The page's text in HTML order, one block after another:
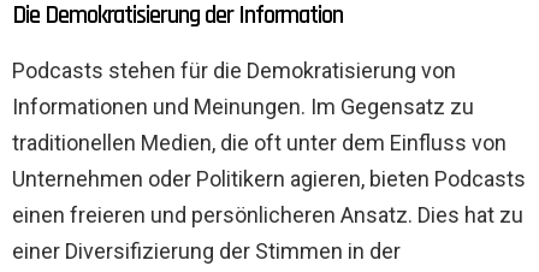
Die Demokratisierung der Information
Podcasts stehen für die Demokratisierung von
Informationen und Meinungen. Im Gegensatz zu
traditionellen Medien, die oft unter dem Einfluss von
Unternehmen oder Politikern agieren, bieten Podcasts
einen freieren und persönlicheren Ansatz. Dies hat zu
einer Diversifizierung der Stimmen in der